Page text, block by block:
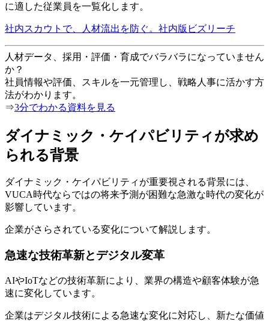
に適した従業員を一覧化します。
社内スカウトで、人材流出を防ぐ。社内版ビズリーチ
人材データ、採用・評価・育成でバラバラになっていません
か？
社員情報や評価、スキルを一元管理し、戦略人事に活かす方
法がわかります。
⇒3分でわかる資料を見る
ダイナミック・ケイパビリティが求め
られる背景
ダイナミック・ケイパビリティが重要視される背景には、
VUCA時代ならではの将来予測が困難な急激な時代の変化が
影響しています。
企業がさらされている変化について解説します。
急速な技術革新とデジタル変革
AIやIoTなどの技術革新により、業界の構造や顧客体験が急
速に変化しています。
企業はデジタル技術による急速な変化に対応し、新たな価値